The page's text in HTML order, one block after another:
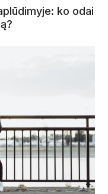
ko odai